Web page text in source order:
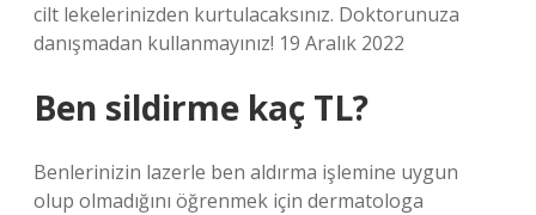
cilt lekelerinizden kurtulacaksınız. Doktorunuza
danışmadan kullanmayınız! 19 Aralık 2022
Ben sildirme kaç TL?
Benlerinizin lazerle ben aldırma işlemine uygun
olup olmadığını öğrenmek için dermatologa